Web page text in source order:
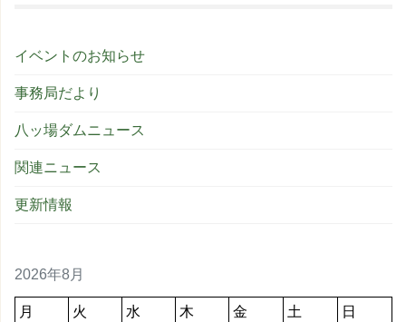
イベントのお知らせ
事務局だより
八ッ場ダムニュース
関連ニュース
更新情報
2026年8月
月 火 水 木 金 土
日